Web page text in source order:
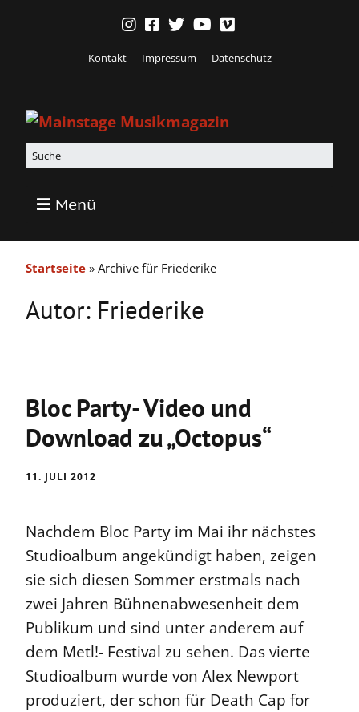
Kontakt Impressum Datenschutz
Menü
Startseite » Archive für Friederike
Autor: Friederike
Bloc Party- Video und
Download zu „Octopus“
11. JULI 2012
Nachdem Bloc Party im Mai ihr nächstes
Studioalbum angekündigt haben, zeigen
sie sich diesen Sommer erstmals nach
zwei Jahren Bühnenabwesenheit dem
Publikum und sind unter anderem auf
dem Metl!- Festival zu sehen. Das vierte
Studioalbum wurde von Alex Newport
produziert, der schon für Death Cap for